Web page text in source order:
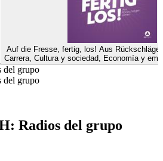
Auf die Fresse, fertig, los! Aus
Carrera, Cultura y sociedad, Economía y
grupo
grupo
Radios del grupo